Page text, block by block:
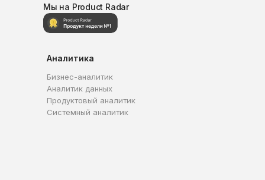
Мы на Product Radar
Аналитика
Бизнес-аналитик
Аналитик данных
Продуктовый аналитик
Системный аналитик